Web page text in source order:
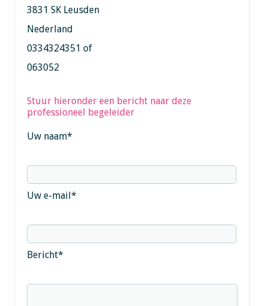
3831 SK Leusden
Nederland
0334324351 of
063052
Stuur hieronder een bericht naar deze
professioneel begeleider
Uw naam*
Uw e-mail*
Bericht*